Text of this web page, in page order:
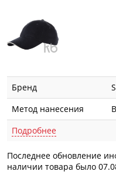
Бренд
Метод нанесения
Подробнее
Последнее обновление
наличии товара было